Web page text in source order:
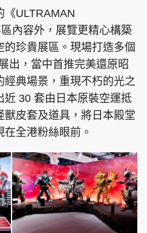
《ULTRAMAN
內容外，展覽更精心構築
的珍貴展區。現場打造多個
出，當中首推完美還原昭
經典場景，重現不朽的光之
近 30 套由日本原裝空運抵
皮套及道具，將日本殿堂
全港粉絲眼前。